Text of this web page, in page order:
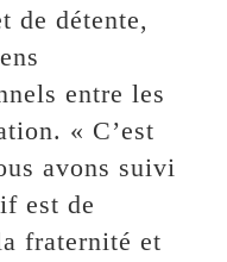
de détente,
entre les
« C’est
avons suivi
est de
fraternité et